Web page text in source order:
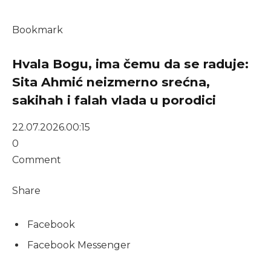
Bookmark
Hvala Bogu, ima čemu da se raduje:
Sita Ahmić neizmerno srećna,
sakihah i falah vlada u porodici
22.07.2026.00:15
0
Comment
Share
Facebook
Facebook Messenger